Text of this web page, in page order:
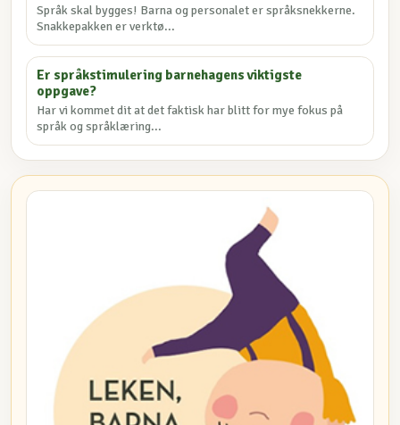
Språk skal bygges! Barna og personalet er språksnekkerne.
Snakkepakken er verktø...
Er språkstimulering barnehagens viktigste
oppgave?
Har vi kommet dit at det faktisk har blitt for mye fokus på
språk og språklæring...